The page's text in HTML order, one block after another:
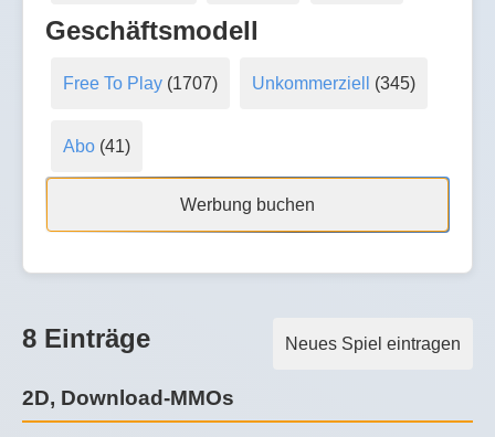
Geschäftsmodell
Free To Play(1707) Unkommerziell (345)
Abo(41)
Werbung buchen
Neues Spiel eintragen
8 Einträge
2D, Download-MMOs